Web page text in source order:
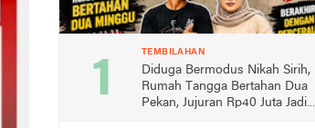
TEMBILAHAN
Diduga Bermodus Nikah Sirih,
Rumah Tangga Bertahan Dua
Pekan, Jujuran Rp40 Juta Jadi